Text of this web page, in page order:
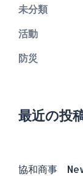
未分類
活動
防災
最近の投
協和商事